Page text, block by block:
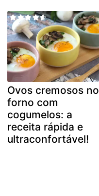
Ovos cremosos no
forno com
cogumelos: a
receita rápida e
ultraconfortável!